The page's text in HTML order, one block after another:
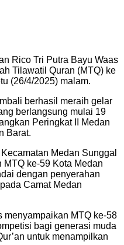
Rico Tri Putra Bayu Waas
Tilawatil Quran (MTQ) ke
(26/4/2025) malam.
berhasil meraih gelar
berlangsung mulai 19
Peringkat II Medan
Barat.
Medan Sunggal
ke-59 Kota Medan
dengan penyerahan
Camat Medan
menyampaikan MTQ ke-58
bagi generasi muda
untuk menampilkan